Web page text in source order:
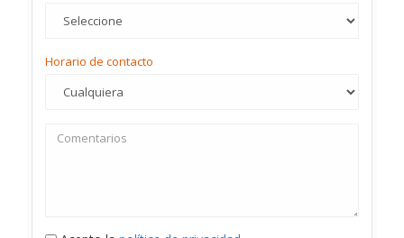
Horario de contacto